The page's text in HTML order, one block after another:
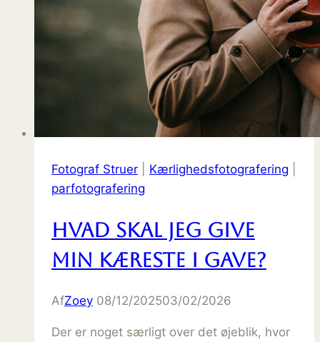
Fotograf Struer Kærlighedsfotografering
parfotografering
Hvad skal jeg give
min kæreste i gave?
AfZoey 08/12/202503/02/2026
Der er noget særligt over det øjeblik, hvor